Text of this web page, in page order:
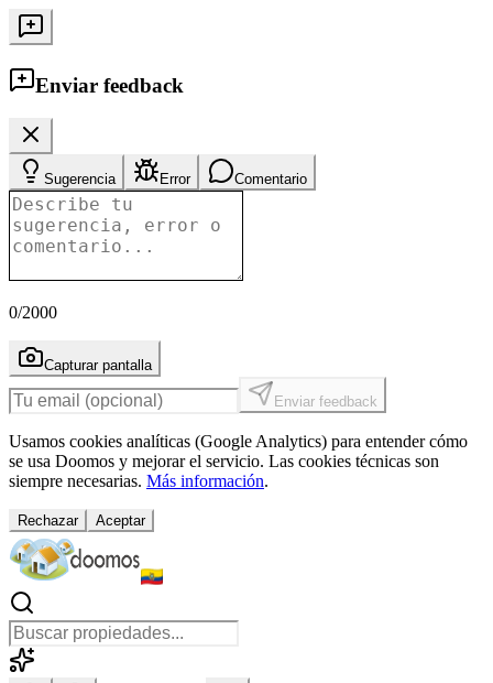
Enviar feedback
Sugerencia Error Comentario
0/2000
Capturar pantalla
Enviar feedback
Usamos cookies analíticas (Google Analytics) para entender cómo
se usa Doomos y mejorar el servicio. Las cookies técnicas son
siempre necesarias. Más información.
Rechazar Aceptar